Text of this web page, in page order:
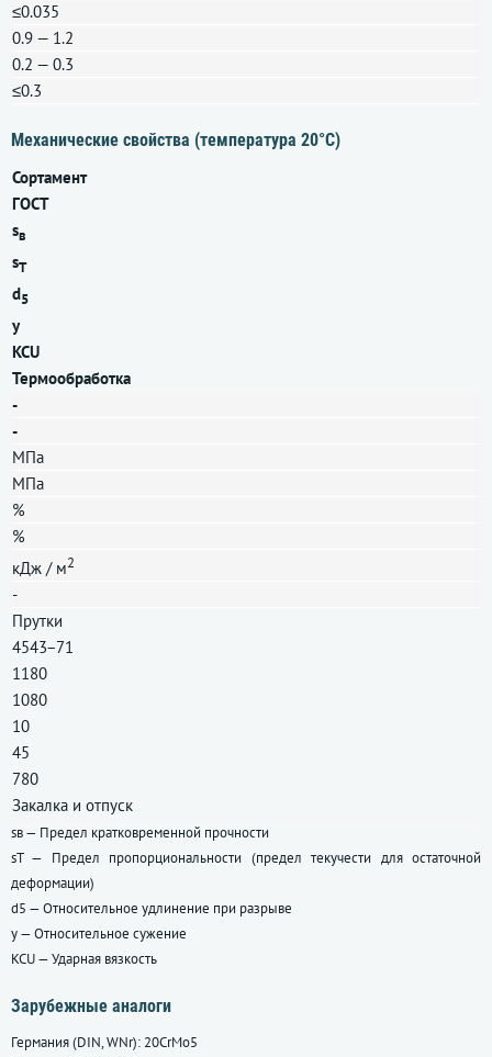
≤0.035
0.9 — 1.2
0.2 — 0.3
≤0.3
Механические свойства (температура 20°С)
Сортамент
ГОСТ
sв
sT
d5
y
KCU
Термообработка
-
-
МПа
МПа
%
%
кДж / м2
-
Прутки
4543−71
1180
1080
10
45
780
Закалка и отпуск
sв — Предел кратковременной прочности
sT — Предел пропорциональности (предел текучести для остаточной
деформации)
d5 — Относительное удлинение при разрыве
y — Относительное сужение
KCU — Ударная вязкость
Зарубежные аналоги
Германия (DIN, WNr): 20CrMo5